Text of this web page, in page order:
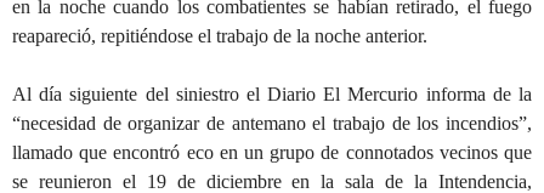
en la noche cuando los combatientes se habían retirado, el fuego
reapareció, repitiéndose el trabajo de la noche anterior.
Al día siguiente del siniestro el Diario El Mercurio informa de la
“necesidad de organizar de antemano el trabajo de los incendios”,
llamado que encontró eco en un grupo de connotados vecinos que
se reunieron el 19 de diciembre en la sala de la Intendencia,